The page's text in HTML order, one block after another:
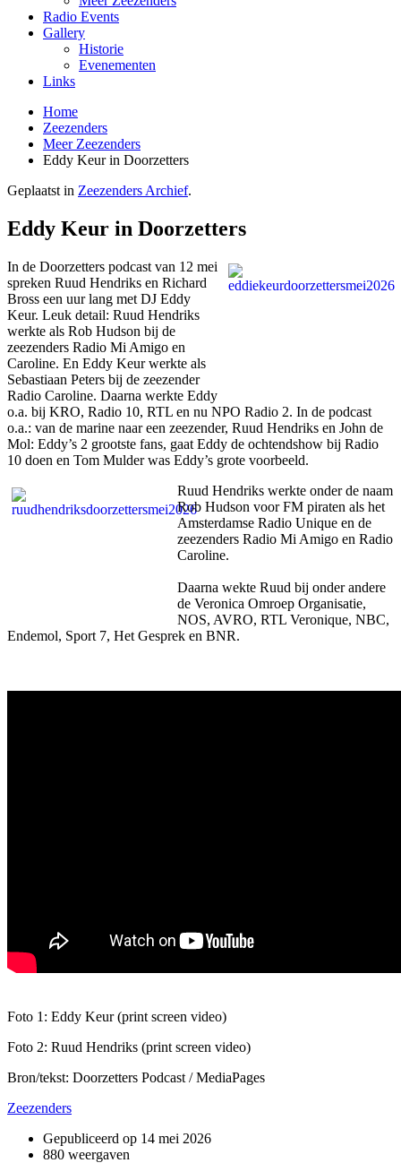
Radio Events
Gallery
Historie
Evenementen
Links
Home
Zeezenders
Meer Zeezenders
Eddy Keur in Doorzetters
Geplaatst in Zeezenders Archief.
Eddy Keur in Doorzetters
In de Doorzetters podcast van 12 mei
spreken Ruud Hendriks en Richard
Bross een uur lang met DJ Eddy
Keur. Leuk detail: Ruud Hendriks
werkte als Rob Hudson bij de
zeezenders Radio Mi Amigo en
Caroline. En Eddy Keur werkte als
Sebastiaan Peters bij de zeezender
Radio Caroline. Daarna werkte Eddy
o.a. bij KRO, Radio 10, RTL en nu NPO Radio 2. In de podcast
o.a.: van de marine naar een zeezender, Ruud Hendriks en John de
Mol: Eddy’s 2 grootste fans, gaat Eddy de ochtendshow bij Radio
10 doen en Tom Mulder was Eddy’s grote voorbeeld.
Ruud Hendriks werkte onder de naam
Rob Hudson voor FM piraten als het
Amsterdamse Radio Unique en de
zeezenders Radio Mi Amigo en Radio
Caroline.
Daarna wekte Ruud bij onder andere
de Veronica Omroep Organisatie,
NOS, AVRO, RTL Veronique, NBC,
Endemol, Sport 7, Het Gesprek en BNR.
Foto 1: Eddy Keur (print screen video)
Foto 2: Ruud Hendriks (print screen video)
Bron/tekst: Doorzetters Podcast / MediaPages
Zeezenders
Gepubliceerd op 14 mei 2026
880 weergaven